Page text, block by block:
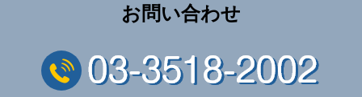
お問い合わせ